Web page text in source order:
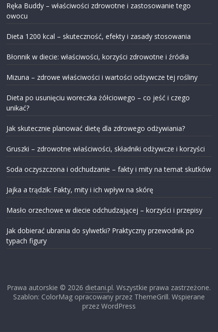
Ręka Buddy – właściwości zdrowotne i zastosowanie tego
owocu
Dieta 1200 kcal – skuteczność, efekty i zasady stosowania
Błonnik w diecie: właściwości, korzyści zdrowotne i źródła
Mizuna – zdrowe właściwości i wartości odżywcze tej rośliny
Dieta po usunięciu woreczka żółciowego – co jeść i czego
unikać?
Jak skutecznie planować dietę dla zdrowego odżywiania?
Gruszki – zdrowotne właściwości, składniki odżywcze i korzyści
Soda oczyszczona i odchudzanie – fakty i mity na temat skutków
Jajka a trądzik: Fakty, mity i ich wpływ na skórę
Masło orzechowe w diecie odchudzającej – korzyści i przepisy
Jak dobierać ubrania do sylwetki? Praktyczny przewodnik po
typach figury
Prawa autorskie © 2026 dietani.pl. Wszystkie prawa zastrzeżone.
Szablon: ColorMag opracowany przez ThemeGrill. Wspierane
przez WordPress